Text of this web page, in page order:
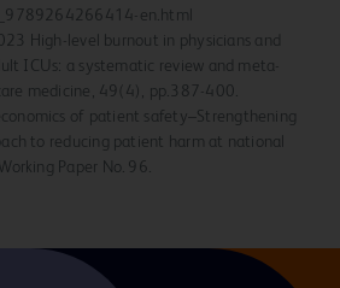
en.html
High-level burnout in physicians and
ICUs: a systematic review and meta-
medicine, 49(4), pp.387-400.
of patient safety–Strengthening
to reducing patient harm at national
Paper No. 96.